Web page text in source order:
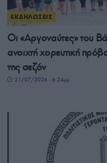
ΕΚΔΗΛΩΣΕΙΣ
Οι «Αργοναύτες» του
ανοιχτή χορευτική
της σεζόν
21/07/2026 - 6:24μμ